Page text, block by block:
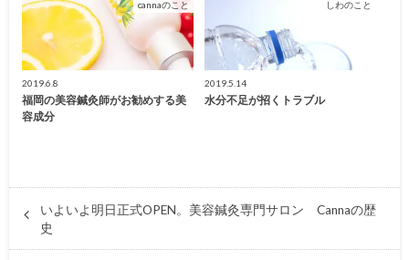
cannaのこと
2019.6.8
福岡の美容鍼灸師がお勧めする美
容成分
しわのこと
2019.5.14
水分不足が招くトラブル
いよいよ明日正式OPEN。美容鍼灸専門サロン Cannaの歴
史